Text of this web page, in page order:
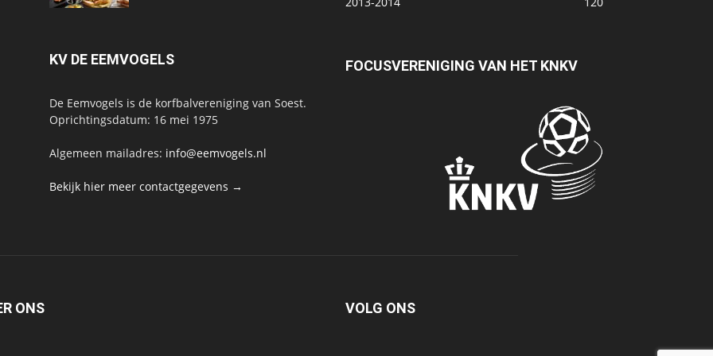
KV DE EEMVOGELS
De Eemvogels is de korfbalvereniging van Soest.
Oprichtingsdatum: 16 mei 1975
Algemeen mailadres: info@eemvogels.nl
Bekijk hier meer contactgegevens →
FOCUSVERENIGING VAN HET KNKV
ONS VOLG ONS